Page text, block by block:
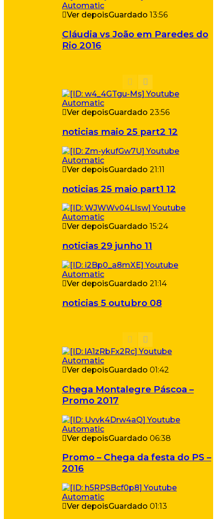
Ver depoisGuardado 13:56
Cláudia vs João em Paredes do
Rio 2016
Ver depoisGuardado 23:56
noticias maio 25 part2 12
Ver depoisGuardado 21:11
noticias 25 maio part1 12
Ver depoisGuardado 15:24
noticias 29 junho 11
Ver depoisGuardado 21:14
noticias 5 outubro 08
Ver depoisGuardado 01:42
Chega Montalegre Páscoa –
Promo 2017
Ver depoisGuardado 06:38
Promo – Chega da festa do PS –
2016
Ver depoisGuardado 01:13